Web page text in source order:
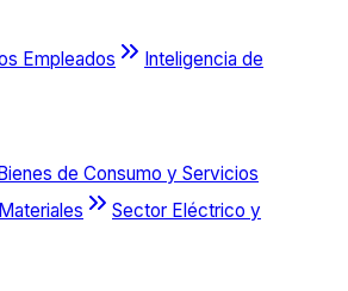
Empleados
Inteligencia de
de Consumo y Servicios
Sector Eléctrico y